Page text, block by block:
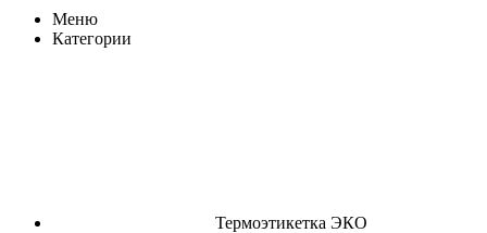
Меню
Категории
Термоэтикетка ЭКО